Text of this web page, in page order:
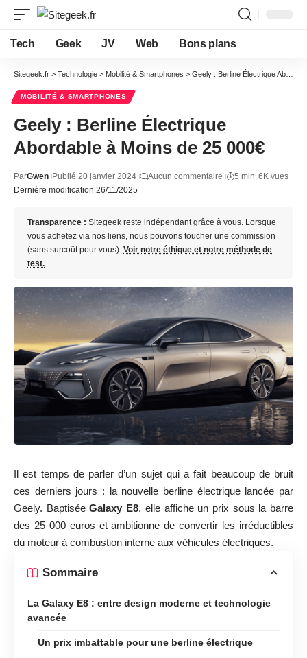
Tech Geek JV Web Bons plans
Sitegeek.fr > Technologie > Mobilité & Smartphones > Geely : Berline Électrique Abordable à Moins de 25 000€
MOBILITÉ & SMARTPHONES
Geely : Berline Électrique
Abordable à Moins de 25 000€
Dernière modification 26/11/2025
ParGwen Publié 20 janvier 2024 Aucun commentaire 5 min 6K vues
Transparence : Sitegeek reste indépendant grâce à vous. Lorsque
vous achetez via nos liens, nous pouvons toucher une commission
(sans surcoût pour vous). Voir notre éthique et notre méthode de
test.
Il est temps de parler d’un sujet qui a fait beaucoup de bruit
ces derniers jours : la nouvelle berline électrique lancée par
Geely. BaptiséeGalaxy E8, elle affiche un prix sous la barre
des 25 000 euros et ambitionne de convertir les irréductibles
du moteur à combustion interne aux véhicules électriques.
Sommaire
La Galaxy E8 : entre design moderne et technologie
avancée
Un prix imbattable pour une berline électrique